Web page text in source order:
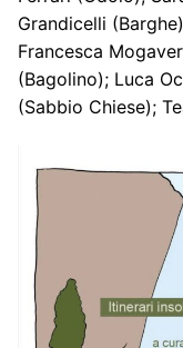
Grandicelli
Francesca
(Bagolino); Luca
(Sabbio Chiese);